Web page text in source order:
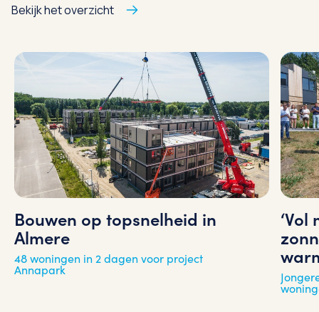
Bekijk het overzicht
Bouwen op topsnelheid in
Almere
48 woningen in 2 dagen voor project
Annapark